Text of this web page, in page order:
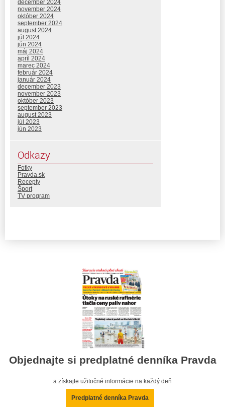
december 2024
november 2024
október 2024
september 2024
august 2024
júl 2024
jún 2024
máj 2024
apríl 2024
marec 2024
február 2024
január 2024
december 2023
november 2023
október 2023
september 2023
august 2023
júl 2023
jún 2023
Odkazy
Fotky
Pravda.sk
Recepty
Šport
TV program
Objednajte si predplatné denníka Pravda
a získajte užitočné informácie na každý deň
Predplatné denníka Pravda